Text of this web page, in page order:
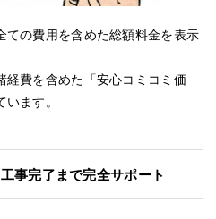
ての費用を含めた総額料金を表示
経費を含めた「安心コミコミ価
ます。
事完了まで完全サポート